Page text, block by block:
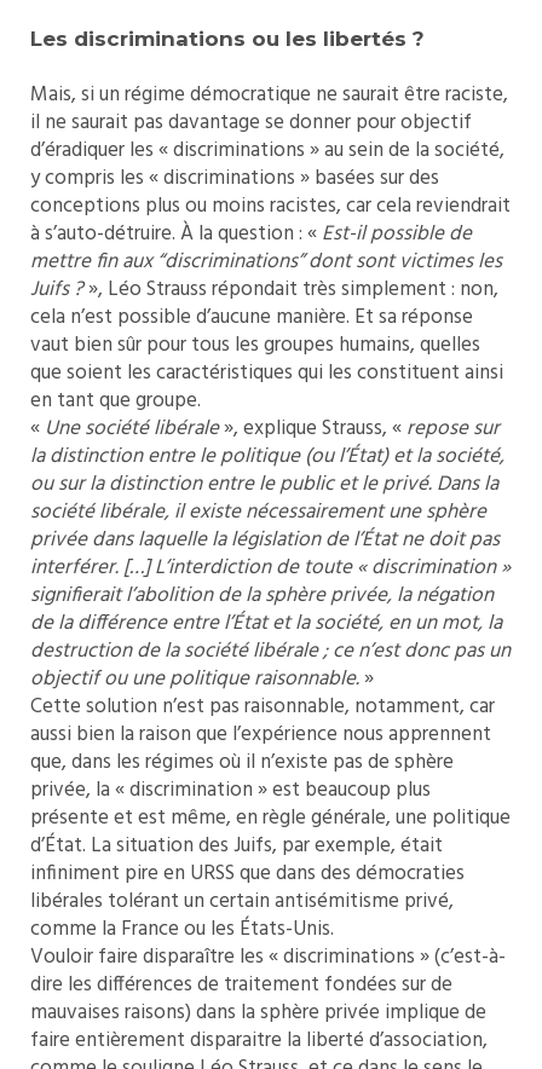
Les discriminations ou les libertés ?
Mais, si un régime démocratique ne saurait être raciste,
il ne saurait pas davantage se donner pour objectif
d’éradiquer les « discriminations » au sein de la société,
y compris les « discriminations » basées sur des
conceptions plus ou moins racistes, car cela reviendrait
à s’auto-détruire. À la question : «Est-il possible de
mettre fin aux “discriminations” dont sont victimes les
Juifs ?», Léo Strauss répondait très simplement : non,
cela n’est possible d’aucune manière. Et sa réponse
vaut bien sûr pour tous les groupes humains, quelles
que soient les caractéristiques qui les constituent ainsi
en tant que groupe.
« Une société libérale», explique Strauss, «repose sur
la distinction entre le politique (ou l’État) et la société,
ou sur la distinction entre le public et le privé. Dans la
société libérale, il existe nécessairement une sphère
privée dans laquelle la législation de l’État ne doit pas
interférer. […] L’interdiction de toute « discrimination »
signifierait l’abolition de la sphère privée, la négation
de la différence entre l’État et la société, en un mot, la
destruction de la société libérale ; ce n’est donc pas un
objectif ou une politique raisonnable.»
Cette solution n’est pas raisonnable, notamment, car
aussi bien la raison que l’expérience nous apprennent
que, dans les régimes où il n’existe pas de sphère
privée, la « discrimination » est beaucoup plus
présente et est même, en règle générale, une politique
d’État. La situation des Juifs, par exemple, était
infiniment pire en URSS que dans des démocraties
libérales tolérant un certain antisémitisme privé,
comme la France ou les États-Unis.
Vouloir faire disparaître les « discriminations » (c’est-à-
dire les différences de traitement fondées sur de
mauvaises raisons) dans la sphère privée implique de
faire entièrement disparaitre la liberté d’association,